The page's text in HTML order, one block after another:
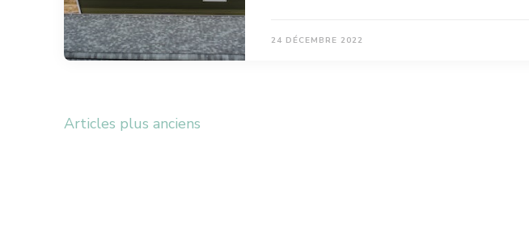
24 DÉCEMBRE 2022
Navigation
Articles plus anciens